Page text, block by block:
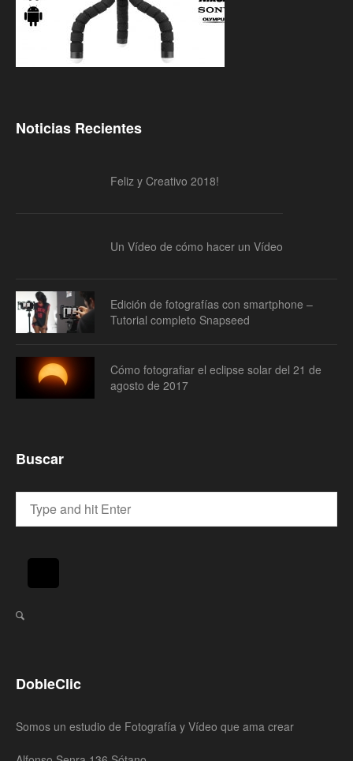
Noticias Recientes
Feliz y Creativo 2018!
Un Vídeo de cómo hacer un Vídeo
Edición de fotografías con smartphone –
Tutorial completo Snapseed
Cómo fotografiar el eclipse solar del 21 de
agosto de 2017
Buscar
DobleClic
Somos un estudio de Fotografía y Vídeo que ama crear